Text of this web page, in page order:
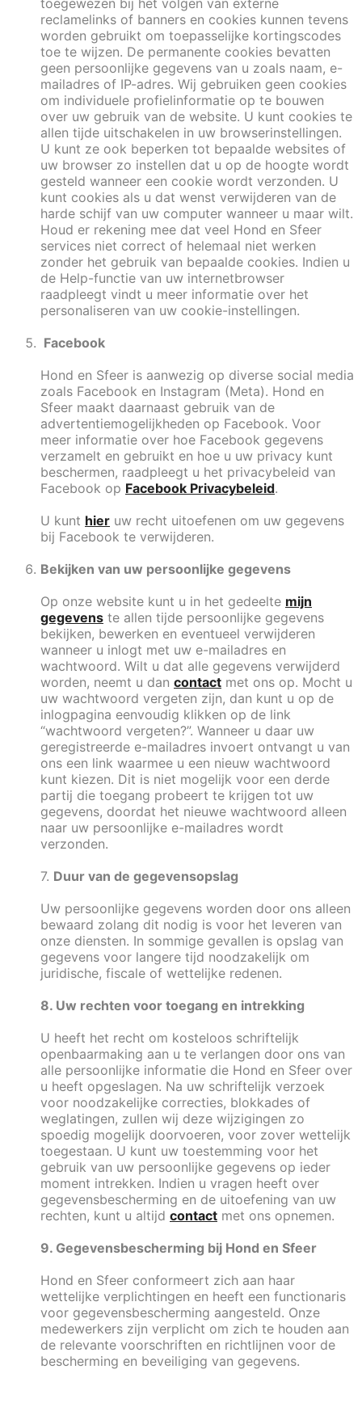
toegewezen bij het volgen van externe
reclamelinks of banners en cookies kunnen tevens
worden gebruikt om toepasselijke kortingscodes
toe te wijzen. De permanente cookies bevatten
geen persoonlijke gegevens van u zoals naam, e-
mailadres of IP-adres. Wij gebruiken geen cookies
om individuele profielinformatie op te bouwen
over uw gebruik van de website. U kunt cookies te
allen tijde uitschakelen in uw browserinstellingen.
U kunt ze ook beperken tot bepaalde websites of
uw browser zo instellen dat u op de hoogte wordt
gesteld wanneer een cookie wordt verzonden. U
kunt cookies als u dat wenst verwijderen van de
harde schijf van uw computer wanneer u maar wilt.
Houd er rekening mee dat veel Hond en Sfeer
services niet correct of helemaal niet werken
zonder het gebruik van bepaalde cookies. Indien u
de Help-functie van uw internetbrowser
raadpleegt vindt u meer informatie over het
personaliseren van uw cookie-instellingen.
Facebook
Hond en Sfeer is aanwezig op diverse social media
zoals Facebook en Instagram (Meta). Hond en
Sfeer maakt daarnaast gebruik van de
advertentiemogelijkheden op Facebook. Voor
meer informatie over hoe Facebook gegevens
verzamelt en gebruikt en hoe u uw privacy kunt
beschermen, raadpleegt u het privacybeleid van
Facebook op Facebook Privacybeleid.
U kunt hier uw recht uitoefenen om uw gegevens
bij Facebook te verwijderen.
Bekijken van uw persoonlijke gegevens
Op onze website kunt u in het gedeelte mijn
gegevens te allen tijde persoonlijke gegevens
bekijken, bewerken en eventueel verwijderen
wanneer u inlogt met uw e-mailadres en
wachtwoord. Wilt u dat alle gegevens verwijderd
worden, neemt u dan contact met ons op. Mocht u
uw wachtwoord vergeten zijn, dan kunt u op de
inlogpagina eenvoudig klikken op de link
“wachtwoord vergeten?”. Wanneer u daar uw
geregistreerde e-mailadres invoert ontvangt u van
ons een link waarmee u een nieuw wachtwoord
kunt kiezen. Dit is niet mogelijk voor een derde
partij die toegang probeert te krijgen tot uw
gegevens, doordat het nieuwe wachtwoord alleen
naar uw persoonlijke e-mailadres wordt
verzonden.
7. Duur van de gegevensopslag
Uw persoonlijke gegevens worden door ons alleen
bewaard zolang dit nodig is voor het leveren van
onze diensten. In sommige gevallen is opslag van
gegevens voor langere tijd noodzakelijk om
juridische, fiscale of wettelijke redenen.
8. Uw rechten voor toegang en intrekking
U heeft het recht om kosteloos schriftelijk
openbaarmaking aan u te verlangen door ons van
alle persoonlijke informatie die Hond en Sfeer over
u heeft opgeslagen. Na uw schriftelijk verzoek
voor noodzakelijke correcties, blokkades of
weglatingen, zullen wij deze wijzigingen zo
spoedig mogelijk doorvoeren, voor zover wettelijk
toegestaan. U kunt uw toestemming voor het
gebruik van uw persoonlijke gegevens op ieder
moment intrekken. Indien u vragen heeft over
gegevensbescherming en de uitoefening van uw
rechten, kunt u altijd contact met ons opnemen.
9. Gegevensbescherming bij Hond en Sfeer
Hond en Sfeer conformeert zich aan haar
wettelijke verplichtingen en heeft een functionaris
voor gegevensbescherming aangesteld. Onze
medewerkers zijn verplicht om zich te houden aan
de relevante voorschriften en richtlijnen voor de
bescherming en beveiliging van gegevens.